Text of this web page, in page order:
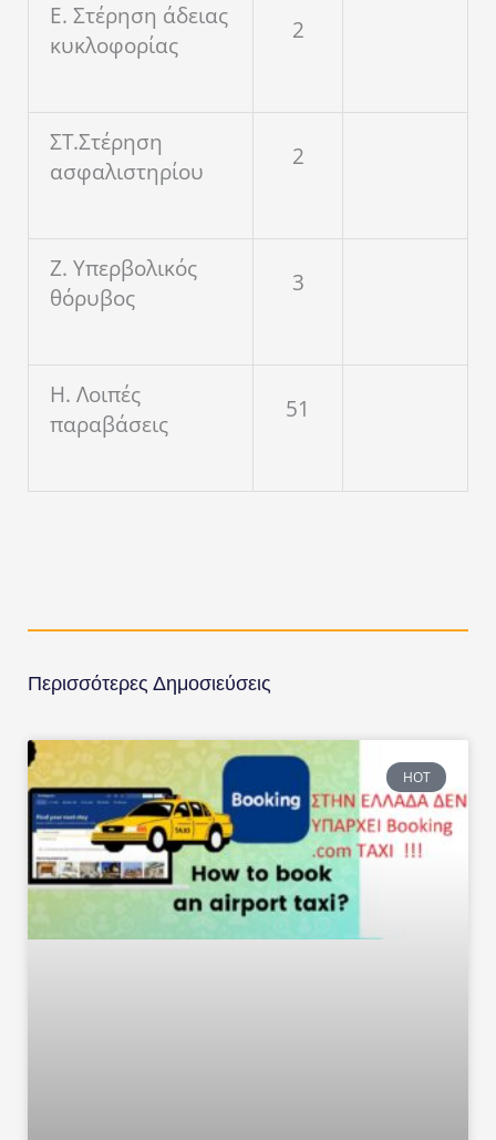
Ε. Στέρηση άδειας
κυκλοφορίας
2
ΣΤ.Στέρηση
ασφαλιστηρίου
2
Ζ. Υπερβολικός
θόρυβος
3
Η. Λοιπές
παραβάσεις
51
Περισσότερες Δημοσιεύσεις
HOT